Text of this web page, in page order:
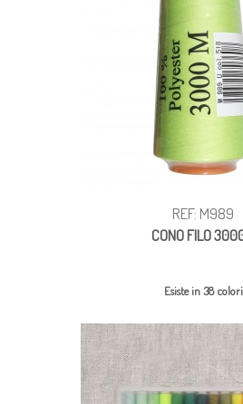
REF: M989
CONO FILO
Esiste in 38 colori